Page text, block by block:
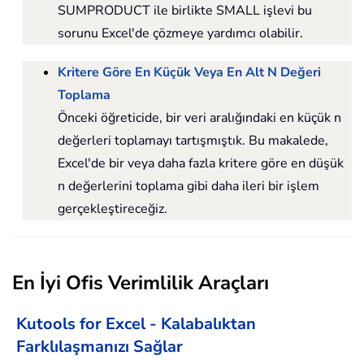
SUMPRODUCT ile birlikte SMALL işlevi bu
sorunu Excel'de çözmeye yardımcı olabilir.
Kritere Göre En Küçük Veya En Alt N Değeri
Toplama
Önceki öğreticide, bir veri aralığındaki en küçük n
değerleri toplamayı tartışmıştık. Bu makalede,
Excel'de bir veya daha fazla kritere göre en düşük
n değerlerini toplama gibi daha ileri bir işlem
gerçekleştireceğiz.
En İyi Ofis Verimlilik Araçları
Kutools for Excel - Kalabalıktan
Farklılaşmanızı Sağlar